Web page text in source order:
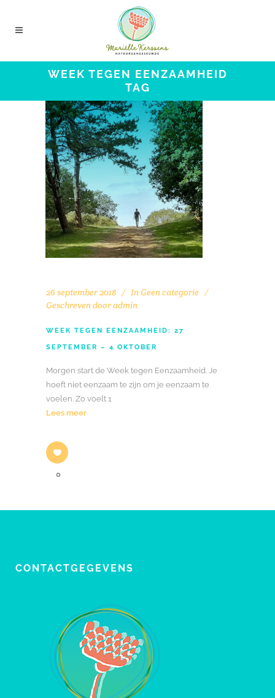
WEEK TEGEN EENZAAMHEID
TAG
26 september 2018 InGeen categorie
Geschreven dooradmin
WEEK TEGEN EENZAAMHEID: 27
SEPTEMBER – 4 OKTOBER
Morgen start de Week tegen Eenzaamheid. Je
hoeft niet eenzaam te zijn om je eenzaam te
voelen. Zo voelt 1
Lees meer
0
CONTACTGEGEVENS